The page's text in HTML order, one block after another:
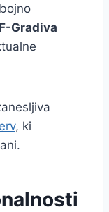
Gradiva
, ki